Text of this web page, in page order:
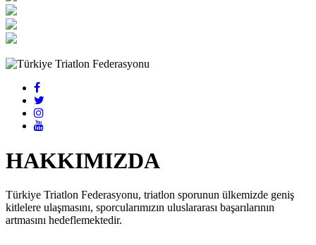
HAKKIMIZDA
Türkiye Triatlon Federasyonu, triatlon sporunun ülkemizde geniş
kitlelere ulaşmasını, sporcularımızın uluslararası başarılarının
artmasını hedeflemektedir.